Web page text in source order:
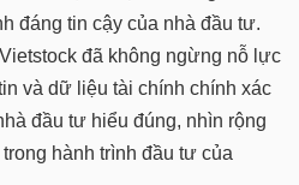
đáng tin cậy của nhà đầu tư.
đã không ngừng nỗ lực
và dữ liệu tài chính chính xác
đầu tư hiểu đúng, nhìn rộng
hành trình đầu tư của